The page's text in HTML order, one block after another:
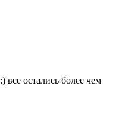
остались более чем